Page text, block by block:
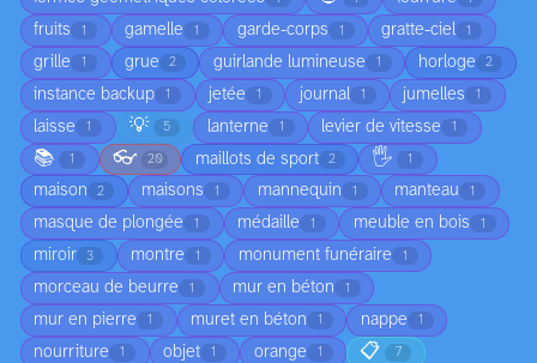
fruits 1 gamelle 1 garde-corps 1 gratte-ciel 1
grille 1 grue 2 guirlande lumineuse 1 horloge 2
instance backup 1 jetée 1 journal 1 jumelles 1
laisse 1 💡 5 lanterne 1 levier de vitesse 1
📚 1 👓 20 maillots de sport 2 🖐️ 1
maison 2 maisons 1 mannequin 1 manteau 1
masque de plongée 1 médaille 1 meuble en bois 1
miroir 3 montre 1 monument funéraire 1
morceau de beurre 1 mur en béton 1
mur en pierre 1 muret en béton 1 nappe 1
nourriture 1 objet 1 orange 1 📋 7